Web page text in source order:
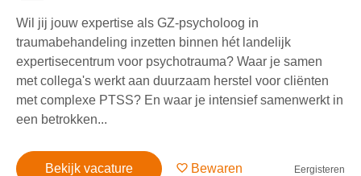
Wil jij jouw expertise als GZ-psycholoog in
traumabehandeling inzetten binnen hét landelijk
expertisecentrum voor psychotrauma? Waar je samen
met collega's werkt aan duurzaam herstel voor cliënten
met complexe PTSS? En waar je intensief samenwerkt in
een betrokken...
Bekijk vacature Bewaren Eergisteren